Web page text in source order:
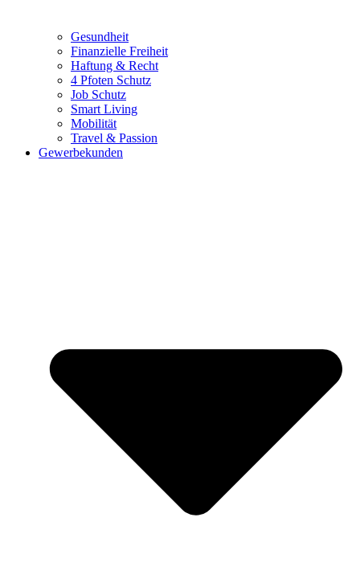
Gesundheit
Finanzielle Freiheit
Haftung & Recht
4 Pfoten Schutz
Job Schutz
Smart Living
Mobilität
Travel & Passion
Gewerbekunden